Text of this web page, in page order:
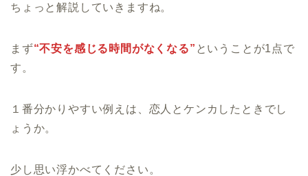
ちょっと解説していきますね。
まず“不安を感じる時間がなくなる” ということが1点で
す。
１番分かりやすい例えは、恋人とケンカしたときでし
ょうか。
少し思い浮かべてください。